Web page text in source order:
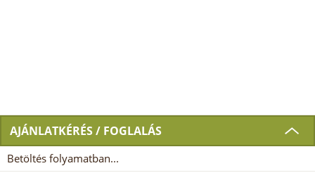
AJÁNLATKÉRÉS / FOGLALÁS
Betöltés folyamatban...